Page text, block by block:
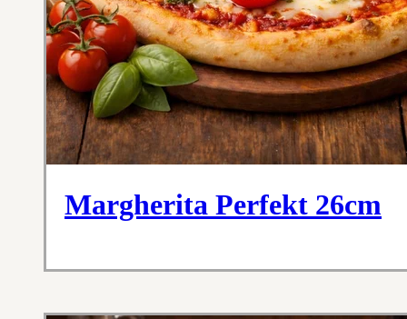
Margherita Perfekt 26cm